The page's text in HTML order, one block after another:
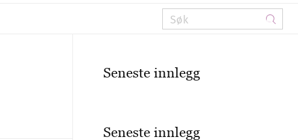
Seneste innlegg
Seneste innlegg